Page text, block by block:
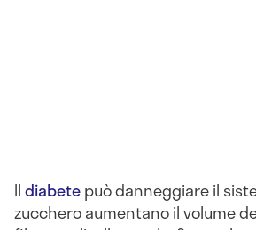
Ildiabetepuò danneggiare il
zucchero aumentano il volume